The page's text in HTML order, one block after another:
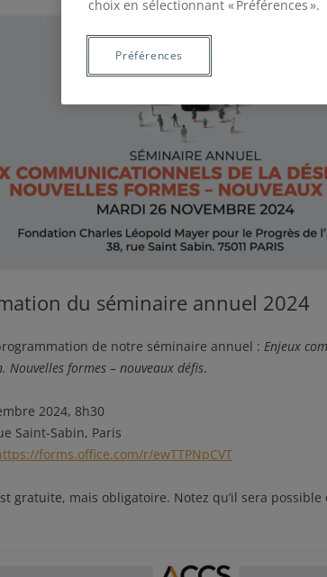
du séminaire annuel 2024
de notre séminaire annuel : Enjeux
Nouvelles formes – nouveaux défis.
2024, 8h30
Saint-Sabin, Paris
forms.office.com/r/ewTTPNpCVT
gratuite, mais obligatoire. Notez qu’il sera possible
choix en sélectionnant « Préférences ».
Préférences